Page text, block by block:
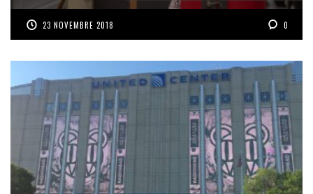
23 NOVEMBRE 2018 0